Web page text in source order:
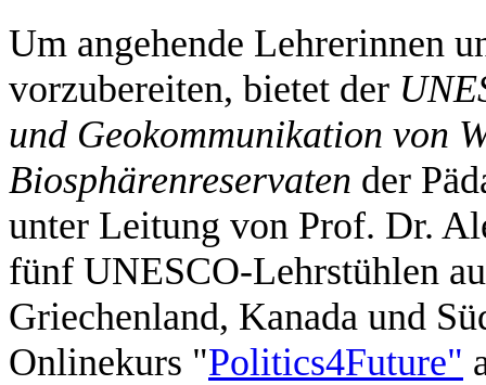
Um angehende Lehrerinnen
vorzubereiten, bietet der
und Geokommunikation von
Biosphärenreservaten der
unter Leitung von Prof. Dr.
fünf UNESCO-Lehrstühlen
Griechenland, Kanada und
Onlinekurs "Politics4Future"